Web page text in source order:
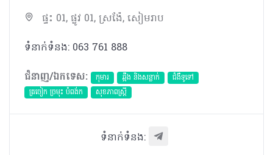
ផ្ទះ 01, ផ្លូវ 01, ស្រង៉ែ, សៀមរាប
ទំនាក់ទំនង: 063 761 888
ជំនាញ/ឯកទេស:
កុមារ ឆ្អឹង និងសន្លាក់
ជំងឺទូទៅ
ត្រចៀក ច្រមុះ បំពង់ក
សុខភាពស្រ្តី
ទំនាក់ទំនង: